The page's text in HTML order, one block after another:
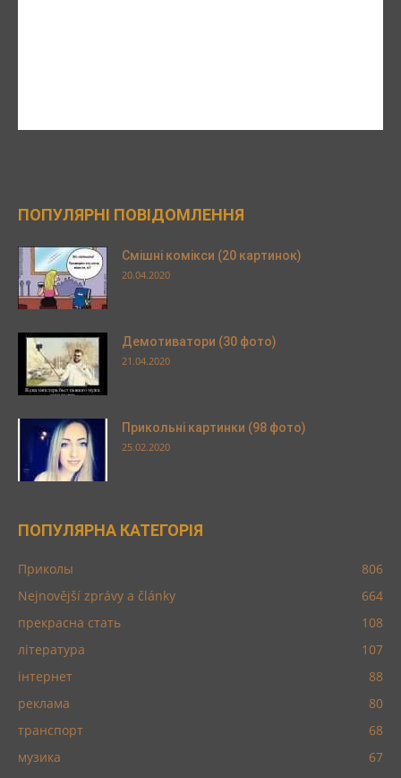
ПОПУЛЯРНІ ПОВІДОМЛЕННЯ
Смішні комікси (20 картинок)
20.04.2020
Демотиватори (30 фото)
21.04.2020
Прикольні картинки (98 фото)
25.02.2020
ПОПУЛЯРНА КАТЕГОРІЯ
Приколы
806
Nejnovější zprávy a články
664
прекрасна стать
108
література
107
інтернет
88
реклама
80
транспорт
68
музика
67